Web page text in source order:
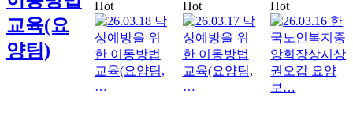
교육(요
양팀)
Hot Hot Hot